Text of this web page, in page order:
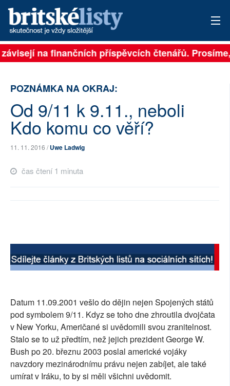
PŘIHLÁSIT
ROZHOVORY
TÉMATA
NEJČTENĚJŠÍ ZA 7 DNÍ
SOCIÁLNÍ SÍTĚ
RUBRIKY
na finančních příspěvcích čtenářů.
POZNÁMKA NA OKRAJ:
Od 9/11 k 9.11., neboli
Kdo komu co věří?
11. 11. 2016 /Uwe Ladwig
čas čtení 1 minuta
Datum 11.09.2001 vešlo do dějin nejen Spojených států
pod symbolem 9/11. Kdyz se toho dne zhroutila dvojčata
v New Yorku, Američané si uvědomili svou zranitelnost.
Stalo se to už předtím, než jejich prezident George W.
Bush po 20. březnu 2003 poslal americké vojáky
navzdory mezinárodnímu právu nejen zabíjet, ale také
umírat v Iráku, to by si měli všichni uvědomit.